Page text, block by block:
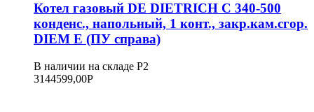
Котел газовый DE DIETRICH C 340-500
конденс., напольный, 1 конт., закр.кам.сгор.
DIEM E (ПУ справа)
В наличии на складе Р2
3144599,00Р